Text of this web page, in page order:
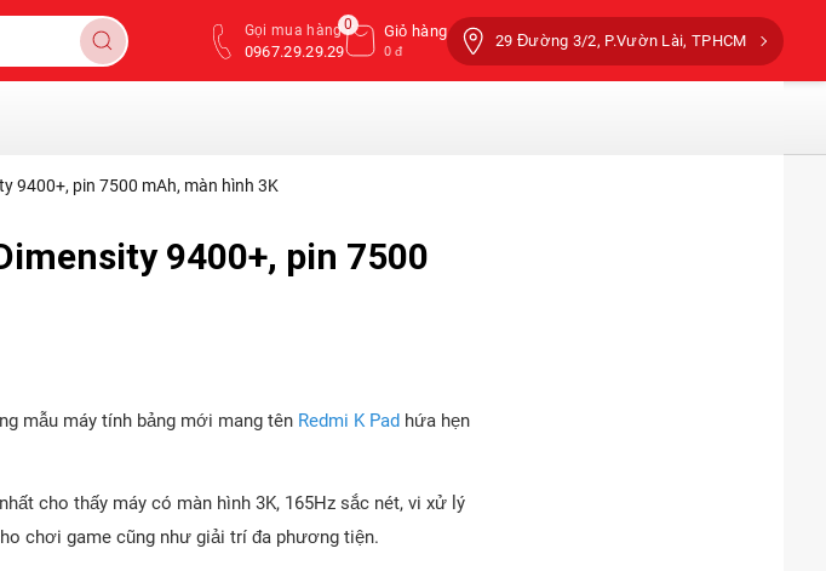
Gọi mua hàng
0967.29.29.29
Giỏ hàng
0 đ
0
29 Đường 3/2, P.Vườn Lài, TPHCM
9400+, pin 7500 mAh, màn hình 3K
9400+, pin 7500
mẫu máy tính bảng mới mang tên Redmi K Pad hứa hẹn
cho thấy máy có màn hình 3K, 165Hz sắc nét, vi xử lý
chơi game cũng như giải trí đa phương tiện.